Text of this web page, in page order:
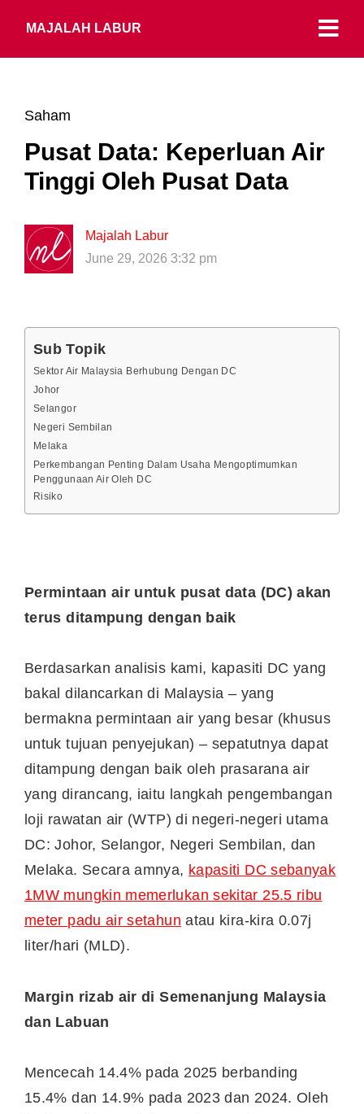
MAJALAH LABUR
Saham
Pusat Data: Keperluan Air
Tinggi Oleh Pusat Data
Majalah Labur
June 29, 2026 3:32 pm
Sub Topik
Sektor Air Malaysia Berhubung Dengan DC
Johor
Selangor
Negeri Sembilan
Melaka
Perkembangan Penting Dalam Usaha Mengoptimumkan
Penggunaan Air Oleh DC
Risiko
Permintaan air untuk pusat data (DC) akan
terus ditampung dengan baik
Berdasarkan analisis kami, kapasiti DC yang
bakal dilancarkan di Malaysia – yang
bermakna permintaan air yang besar (khusus
untuk tujuan penyejukan) – sepatutnya dapat
ditampung dengan baik oleh prasarana air
yang dirancang, iaitu langkah pengembangan
loji rawatan air (WTP) di negeri-negeri utama
DC: Johor, Selangor, Negeri Sembilan, dan
Melaka. Secara amnya, kapasiti DC sebanyak
1MW mungkin memerlukan sekitar 25.5 ribu
meter padu air setahun atau kira-kira 0.07j
liter/hari (MLD).
Margin rizab air di Semenanjung Malaysia
dan Labuan
Mencecah 14.4% pada 2025 berbanding
15.4% dan 14.9% pada 2023 dan 2024. Oleh